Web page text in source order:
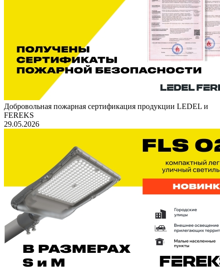
Добровольная пожарная сертификация продукции LEDEL и
FEREKS
29.05.2026